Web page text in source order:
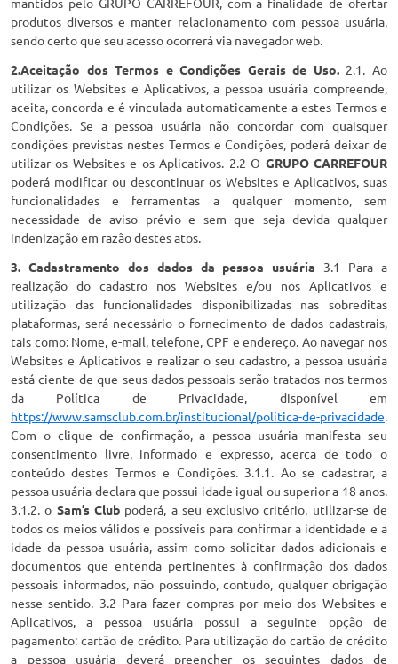
produtos diversos e manter relacionamento com pessoa usuária,
sendo certo que seu acesso ocorrerá via navegador web.
2.Aceitação dos Termos e Condições Gerais de Uso.2.1. Ao
utilizar os Websites e Aplicativos, a pessoa usuária compreende,
aceita, concorda e é vinculada automaticamente a estes Termos e
Condições. Se a pessoa usuária não concordar com quaisquer
condições previstas nestes Termos e Condições, poderá deixar de
utilizar os Websites e os Aplicativos. 2.2 O GRUPO CARREFOUR
poderá modificar ou descontinuar os Websites e Aplicativos, suas
funcionalidades e ferramentas a qualquer momento, sem
necessidade de aviso prévio e sem que seja devida qualquer
indenização em razão destes atos.
3. Cadastramento dos dados da pessoa usuária 3.1 Para a
realização do cadastro nos Websites e/ou nos Aplicativos e
utilização das funcionalidades disponibilizadas nas sobreditas
plataformas, será necessário o fornecimento de dados cadastrais,
tais como: Nome, e-mail, telefone, CPF e endereço. Ao navegar nos
Websites e Aplicativos e realizar o seu cadastro, a pessoa usuária
está ciente de que seus dados pessoais serão tratados nos termos
da Política de Privacidade, disponível em
https://www.samsclub.com.br/institucional/politica-de-privacidade.
Com o clique de confirmação, a pessoa usuária manifesta seu
consentimento livre, informado e expresso, acerca de todo o
conteúdo destes Termos e Condições. 3.1.1. Ao se cadastrar, a
pessoa usuária declara que possui idade igual ou superior a 18 anos.
3.1.2. o Sam’s Clubpoderá, a seu exclusivo critério, utilizar-se de
todos os meios válidos e possíveis para confirmar a identidade e a
idade da pessoa usuária, assim como solicitar dados adicionais e
documentos que entenda pertinentes à confirmação dos dados
pessoais informados, não possuindo, contudo, qualquer obrigação
nesse sentido. 3.2 Para fazer compras por meio dos Websites e
Aplicativos, a pessoa usuária possui a seguinte opção de
pagamento: cartão de crédito. Para utilização do cartão de crédito
a pessoa usuária deverá preencher os seguintes dados de